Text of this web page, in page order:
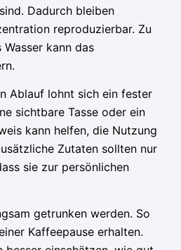
Dadurch bleiben
reproduzierbar. Zu
kann das
Ablauf lohnt sich ein fester
sichtbare Tasse oder ein
kann helfen, die Nutzung
Zutaten sollten nur
sie zur persönlichen
getrunken werden. So
Kaffeepause erhalten.